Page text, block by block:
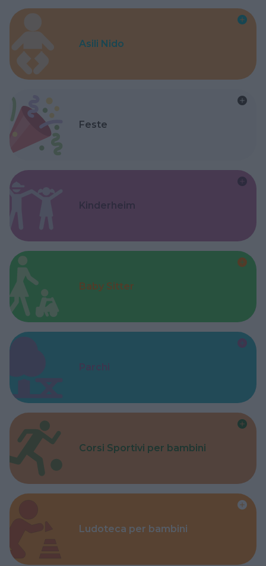
Asili Nido
Feste
Kinderheim
Baby Sitter
Parchi
Corsi Sportivi per bambini
Ludoteca per bambini